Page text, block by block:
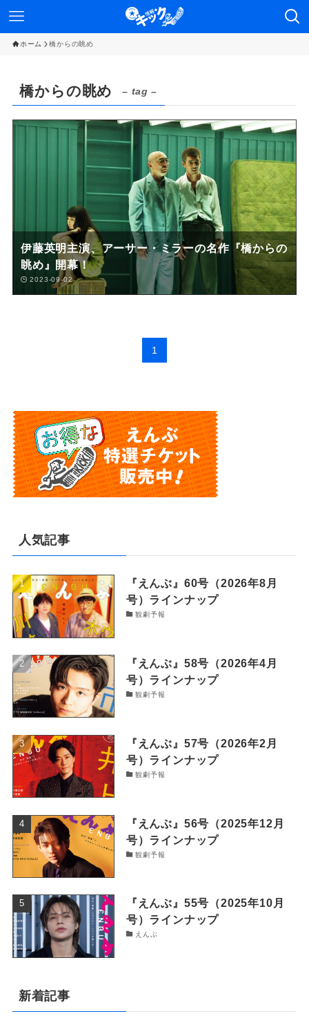
ホーム 橋からの眺め
橋からの眺め – tag –
伊藤英明主演、アーサー・ミラーの名作『橋からの
眺め』開幕！
2023-09-02
1
人気記事
『えんぶ』60号（2026年8月
号）ラインナップ
観劇予報
『えんぶ』58号（2026年4月
号）ラインナップ
観劇予報
『えんぶ』57号（2026年2月
号）ラインナップ
観劇予報
『えんぶ』56号（2025年12月
号）ラインナップ
観劇予報
『えんぶ』55号（2025年10月
号）ラインナップ
えんぶ
新着記事